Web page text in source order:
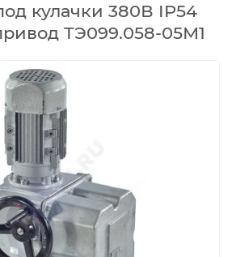
кулачки 380В IP54
ТЭ099.058-05М1